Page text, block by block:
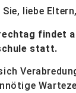
Sie, liebe
findet
statt.